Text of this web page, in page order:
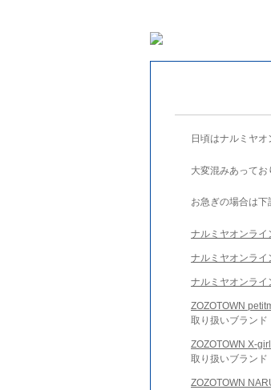
日頃はナルミヤ
大変混みあってお
お急ぎの場合は下
ナルミヤオンライ
ナルミヤオンラ
ナルミヤオンライ
ZOZOTOWN
取り扱いブラン
ZOZOTOWN X-
取り扱いブラン
ZOZOTOWN